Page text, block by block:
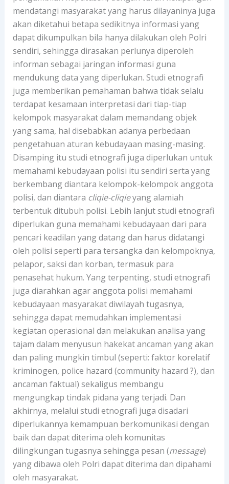
mendatangi masyarakat yang harus dilayaninya juga
akan diketahui betapa sedikitnya informasi yang
dapat dikumpulkan bila hanya dilakukan oleh Polri
sendiri, sehingga dirasakan perlunya diperoleh
informan sebagai jaringan informasi guna
mendukung data yang diperlukan. Studi etnografi
juga memberikan pemahaman bahwa tidak selalu
terdapat kesamaan interpretasi dari tiap-tiap
kelompok masyarakat dalam memandang objek
yang sama, hal disebabkan adanya perbedaan
pengetahuan aturan kebudayaan masing-masing.
Disamping itu studi etnografi juga diperlukan untuk
memahami kebudayaan polisi itu sendiri serta yang
berkembang diantara kelompok-kelompok anggota
polisi, dan diantara cliqie-cliqieyang alamiah
terbentuk ditubuh polisi. Lebih lanjut studi etnografi
diperlukan guna memahami kebudayaan dari para
pencari keadilan yang datang dan harus didatangi
oleh polisi seperti para tersangka dan kelompoknya,
pelapor, saksi dan korban, termasuk para
penasehat hukum. Yang terpenting, studi etnografi
juga diarahkan agar anggota polisi memahami
kebudayaan masyarakat diwilayah tugasnya,
sehingga dapat memudahkan implementasi
kegiatan operasional dan melakukan analisa yang
tajam dalam menyusun hakekat ancaman yang akan
dan paling mungkin timbul (seperti: faktor korelatif
kriminogen, police hazard (community hazard ?), dan
ancaman faktual) sekaligus membangu
mengungkap tindak pidana yang terjadi. Dan
akhirnya, melalui studi etnografi juga disadari
diperlukannya kemampuan berkomunikasi dengan
baik dan dapat diterima oleh komunitas
dilingkungan tugasnya sehingga pesan (message)
yang dibawa oleh Polri dapat diterima dan dipahami
oleh masyarakat.